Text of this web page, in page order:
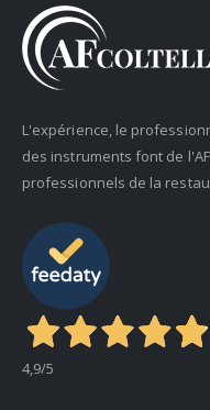
L'expérience, le
des instruments font de
professionnels de la
4,9/5